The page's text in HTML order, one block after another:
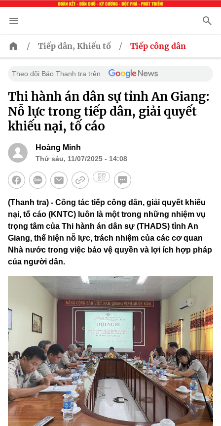
/ Tiếp dân, Khiếu tố / Tiếp công dân
Theo dõi Báo Thanh tra trên
Thi hành án dân sự tỉnh An Giang:
Nỗ lực trong tiếp dân, giải quyết
khiếu nại, tố cáo
Hoàng Minh
Thứ sáu, 11/07/2025 - 14:08
(Thanh tra) - Công tác tiếp công dân, giải quyết khiếu
nại, tố cáo (KNTC) luôn là một trong những nhiệm vụ
trọng tâm của Thi hành án dân sự (THADS) tỉnh An
Giang, thể hiện nỗ lực, trách nhiệm của các cơ quan
Nhà nước trong việc bảo vệ quyền và lợi ích hợp pháp
của người dân.